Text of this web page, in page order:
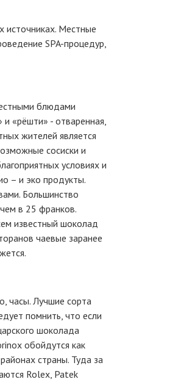
источниках. Местные
SPA-процедур,
блюдами
«рёшти» - отваренная,
жителей является
сосиски и
условиях и
– и эко продукты.
Большинство
в 25 франков.
известный шоколад
чаевые заранее
часы. Лучшие сорта
помнить, что если
шоколада
обойдутся как
страны. Туда за
Rolex, Patek